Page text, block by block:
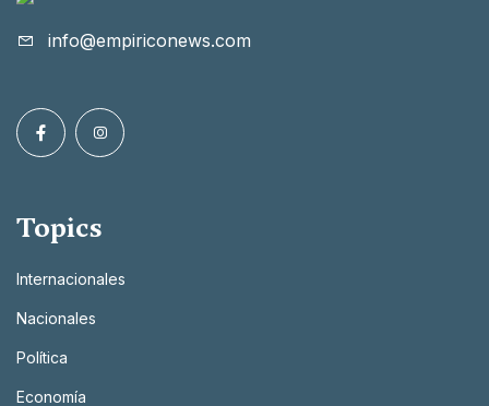
info@empiriconews.com
Topics
Internacionales
Nacionales
Política
Economía